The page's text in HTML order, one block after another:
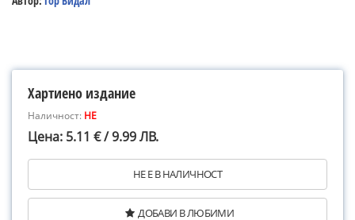
Хартиено издание
Наличност: НЕ
Цена: 5.11 € / 9.99 ЛВ.
НЕ Е В НАЛИЧНОСТ
ДОБАВИ В ЛЮБИМИ